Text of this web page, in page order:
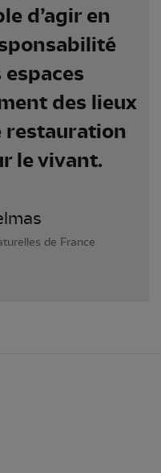
d’agir en
des lieux
restauration
le vivant.
de France